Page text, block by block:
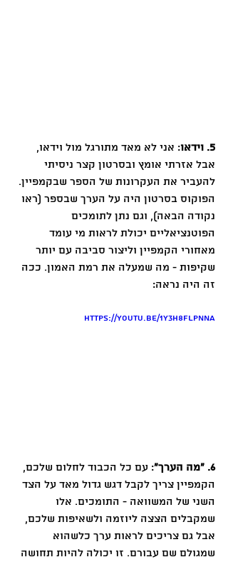
5. וידאו
: אני לא מאד מתורגל מול וידאו,
אבל אזרתי אומץ ובסרטון קצר ניסיתי
להעביר את העקרונות של הספר שבקמפיין.
הפוקוס בסרטון היה על הערך שבספר (ראו
נקודה הבאה), וגם נתן לתומכים
הפוטנציאליים יכולת לראות מי עומד
מאחורי הקמפיין וליצור סביבה עם יותר
שקיפות - מה שמעלה את רמת האמון. ככה
זה היה נראה:
https://youtu.be/1y3H8FlPNnA
6. ״מה הערך״
: עם כל הכבוד לחלום שלכם,
הקמפיין צריך לקבל דגש גדול מאד על הצד
השני של המשוואה - התומכים. אלו
שמקבלים הצצה ליוזמה ולשאיפות שלכם,
אבל גם צריכים לראות ערך כלשהוא
שמגולם שם עבורם. זו יכולה להיות תחושה